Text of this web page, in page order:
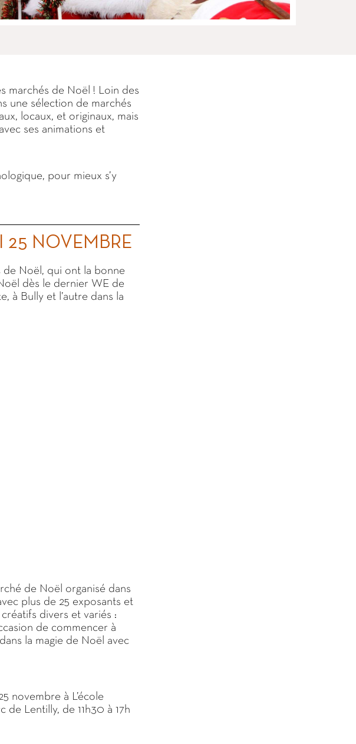
marchés de Noël ! Loin des
une sélection de marchés
locaux, et originaux, mais
ses animations et
pour mieux s’y
25 NOVEMBRE
Noël, qui ont la bonne
dès le dernier WE de
à Bully et l’autre dans la
de Noël organisé dans
plus de 25 exposants et
divers et variés :
de commencer à
la magie de Noël avec
novembre à L’école
de Lentilly, de 11h30 à 17h